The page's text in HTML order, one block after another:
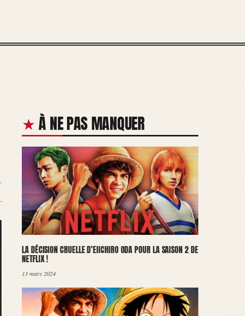
À NE PAS MANQUER
LA DÉCISION CRUELLE D’EIICHIRO ODA POUR LA SAISON 2 DE
NETFLIX !
13 mars 2024